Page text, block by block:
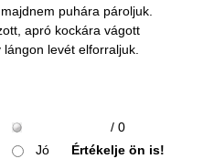
puhára pároljuk.
apró kockára vágott
levét elforraljuk.
/ 0
Jó Értékelje ön is!